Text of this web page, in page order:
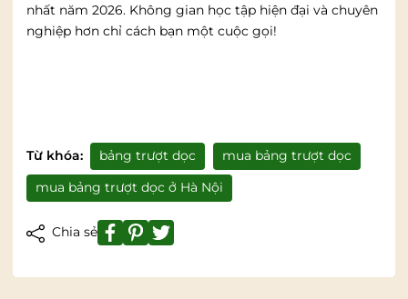
nhất năm 2026. Không gian học tập hiện đại và chuyên
nghiệp hơn chỉ cách bạn một cuộc gọi!
Từ khóa: bảng trượt dọc
mua bảng trượt dọc
mua bảng trượt dọc ở Hà Nội
Chia sẻ